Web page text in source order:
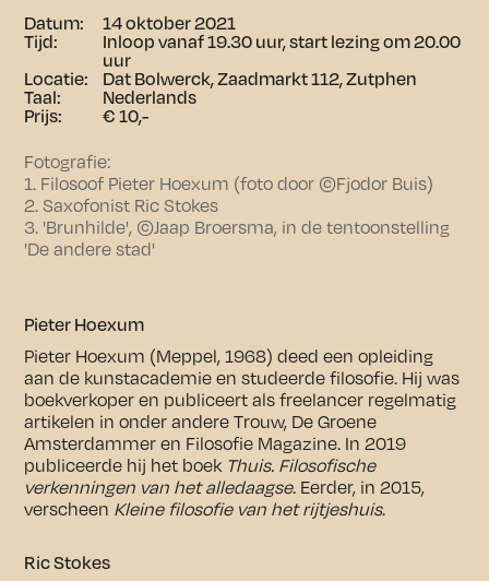
Datum:
14 oktober 2021
Tijd:
Inloop vanaf 19.30 uur, start lezing om 20.00
uur
Locatie:
Dat Bolwerck, Zaadmarkt 112, Zutphen
Taal:
Nederlands
Prijs:
€ 10,-
Fotografie:
1. Filosoof Pieter Hoexum (foto door ©Fjodor Buis)
2. Saxofonist Ric Stokes
3. 'Brunhilde', ©Jaap Broersma, in de tentoonstelling
'De andere stad'
Pieter Hoexum
Pieter Hoexum (Meppel, 1968) deed een opleiding
aan de kunstacademie en studeerde filosofie. Hij was
boekverkoper en publiceert als freelancer regelmatig
artikelen in onder andere Trouw, De Groene
Amsterdammer en Filosofie Magazine. In 2019
publiceerde hij het boek Thuis. Filosofische
verkenningen van het alledaagse. Eerder, in 2015,
verscheen Kleine filosofie van het rijtjeshuis.
Ric Stokes